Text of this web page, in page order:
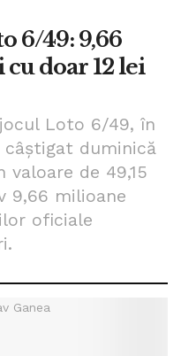
6/49: 9,66
doar 12 lei
Loto 6/49, în
câștigat duminică
de 49,15
9,66 milioane
oficiale